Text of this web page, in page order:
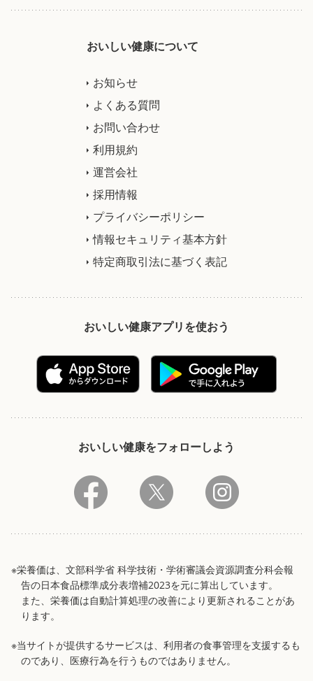
おいしい健康について
お知らせ
よくある質問
お問い合わせ
利用規約
運営会社
採用情報
プライバシーポリシー
情報セキュリティ基本方針
特定商取引法に基づく表記
おいしい健康アプリを使おう
おいしい健康をフォローしよう
※栄養価は、文部科学省 科学技術・学術審議会資源調査分科会報
告の日本食品標準成分表増補2023を元に算出しています。
また、栄養価は自動計算処理の改善により更新されることがあ
ります。
※当サイトが提供するサービスは、利用者の食事管理を支援するも
のであり、医療行為を行うものではありません。